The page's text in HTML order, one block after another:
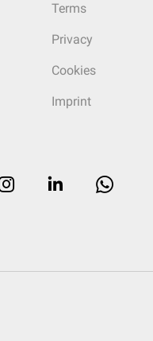
Terms
Privacy
Cookies
Imprint